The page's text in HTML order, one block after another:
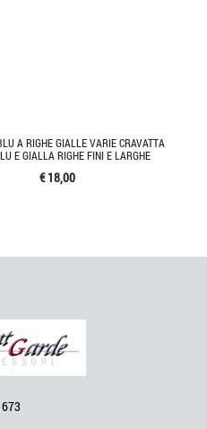
A RIGHE GIALLE VARIE CRAVATTA
E GIALLA RIGHE FINI E LARGHE
€ 18,00